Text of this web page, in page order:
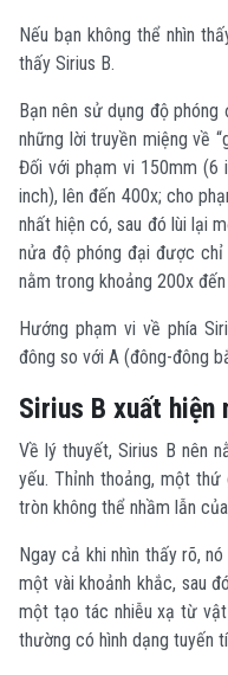
Nếu bạn không thể nhìn
thấy Sirius B.
Bạn nên sử dụng độ
những lời truyền miệng về
Đối với phạm vi 150mm (6
inch), lên đến 400x; cho
nhất hiện có, sau đó lùi lại
nửa độ phóng đại được
nằm trong khoảng 200x
Hướng phạm vi về phía
đông so với A (đông-đông
Sirius B xuất hiện
Về lý thuyết, Sirius B nên
yếu. Thỉnh thoảng, một
tròn không thể nhầm lẫn
Ngay cả khi nhìn thấy rõ,
một vài khoảnh khắc, sau
một tạo tác nhiễu xạ từ
thường có hình dạng tuyến